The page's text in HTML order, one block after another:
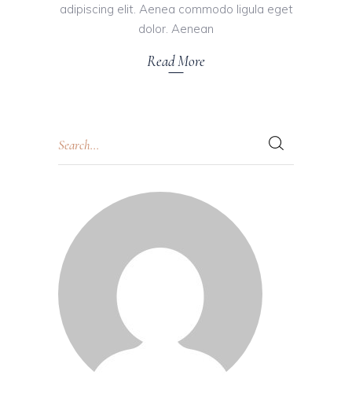
adipiscing elit. Aenea commodo ligula eget
dolor. Aenean
Read More